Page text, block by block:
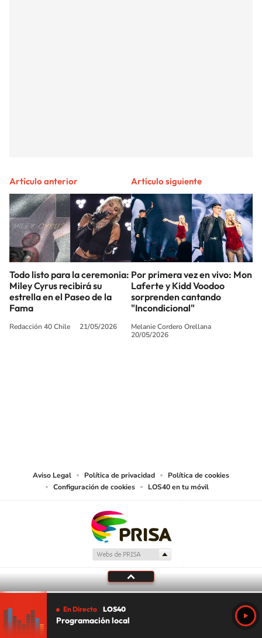
Artículo anterior
Todo listo para la ceremonia:
Miley Cyrus recibirá su
estrella en el Paseo de la
Fama
Redacción 40 Chile 21/05/2026
Artículo siguiente
Por primera vez en vivo: Mon
Laferte y Kidd Voodoo
sorprenden cantando
"Incondicional"
Melanie Cordero Orellana
20/05/2026
Aviso Legal Política de privacidad
Política de cookies
Configuración de cookies
LOS40 en tu móvil
En Directo LOS40
Programación local